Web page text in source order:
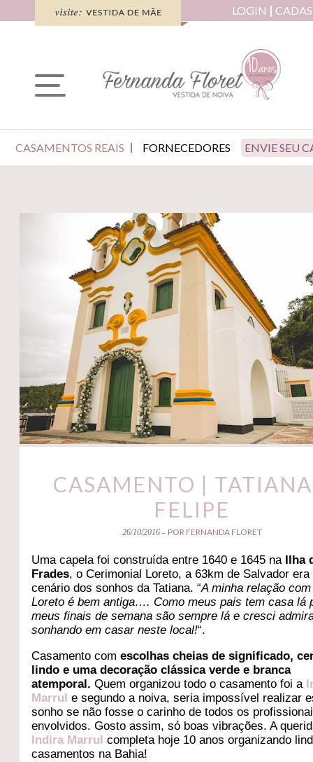
LOGIN
CASAMENTOS REAIS FORNECEDORES ENVIE SEU
CASAMENTO |
FELIPE
26/10/2016 - POR FERNANDA FLORET
Uma capela foi construída entre 1640 e 1645 na
Ilha
Frades, o Cerimonial Loreto, a 63km de Salvador era
cenário dos sonhos da Tatiana. “A minha relação
Loreto é bem antiga…. Como meus pais tem casa lá
meus finais de semana são sempre lá e cresci
sonhando em casar neste local!“.
Casamento comescolhas cheias de significado,
lindo e uma decoração clássica verde e branca
atemporal. Quem organizou todo o casamento foi a
Marrul e segundo a noiva, seria impossível realizar
sonho se não fosse o carinho de todos os
envolvidos. Gosto assim, só boas vibrações. A
Indira Marrul
completa hoje 10 anos organizando
casamentos na Bahia!